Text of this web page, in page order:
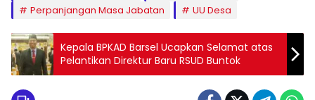
Perpanjangan Masa Jabatan
UU Desa
Kepala BPKAD Barsel Ucapkan Selamat atas
Pelantikan Direktur Baru RSUD Buntok